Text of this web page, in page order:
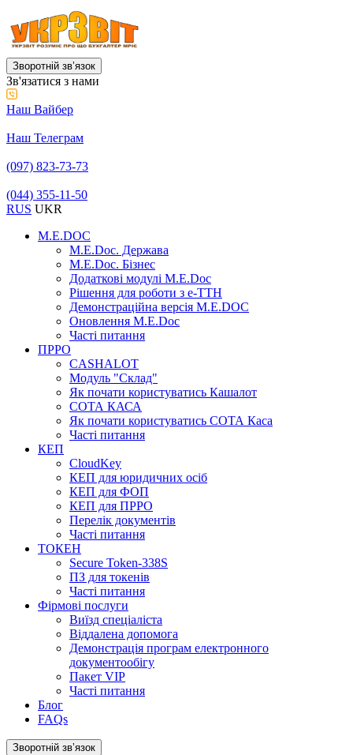
Зворотній звʼязок
Зв'язатися з нами
Наш Вайбер
Наш Телеграм
(097) 823-73-73
(044) 355-11-50
RUS UKR
M.E.DOC
M.E.Doc. Держава
M.E.Doc. Бізнес
Додаткові модулі M.E.Doc
Рішення для роботи з е-ТТН
Демонстраційна версія M.E.DOC
Оновлення M.E.Doc
Часті питання
ПРРО
CASHALOT
Модуль "Склад"
Як почати користуватись Кашалот
СОТА КАСА
Як почати користуватись СОТА Каса
Часті питання
КЕП
CloudKey
КЕП для юридичних осіб
КЕП для ФОП
КЕП для ПРРО
Перелік документів
Часті питання
ТОКЕН
Secure Token-338S
ПЗ для токенів
Часті питання
Фірмові послуги
Виїзд спеціаліста
Віддалена допомога
Демонстрація програм електронного
документообігу
Пакет VIP
Часті питання
Блог
FAQs
Зворотній звʼязок